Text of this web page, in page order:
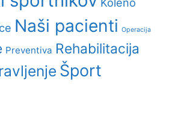
Naši pacienti Operacija
Preventiva Rehabilitacija
Šport